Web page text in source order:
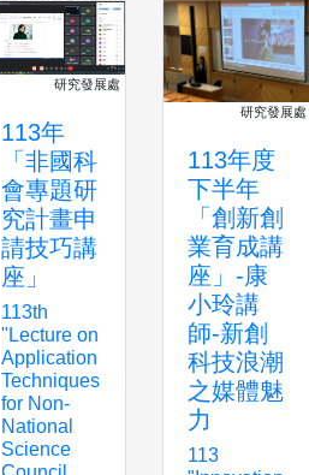
研究發展處
113年
「非國科
會專題研
究計畫申
請技巧講
座」
113th
"Lecture on
Application
Techniques
for Non-
National
Science
研究發展處
113年度
下半年
「創新創
業育成講
座」-康
小玲講
師-新創
科技浪潮
之媒體魅
力
113